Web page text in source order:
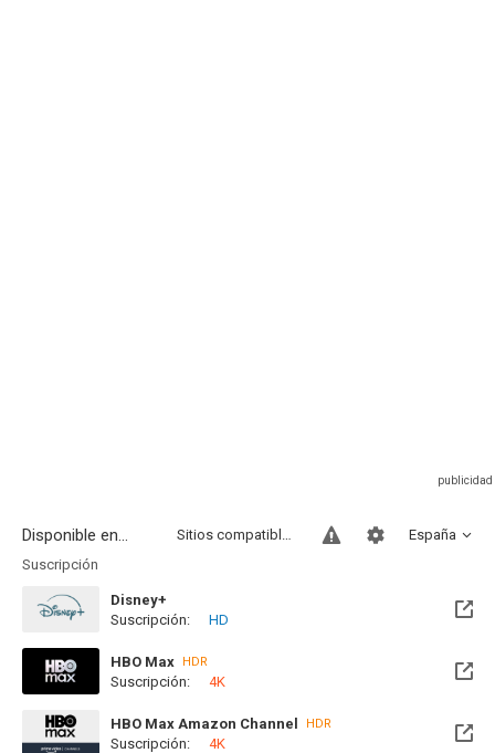
Disponible en... España
Sitios compatibles
Suscripción
Disney+
Suscripción:
HD
HBO Max
HDR
Disponible hasta el Dom, 25 Jul 2027 (Quedan 11 meses)
Suscripción: 4K
HBO Max Amazon Channel HDR
Suscripción: 4K